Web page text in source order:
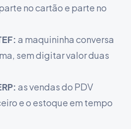
no cartão e parte no
a maquininha conversa
sem digitar valor duas
as vendas do PDV
e o estoque em tempo